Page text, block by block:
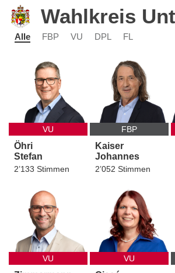
Wahlkreis
Alle FBP VU DPL FL
VU
Öhri
Stefan
2’133 Stimmen
FBP
Kaiser
Johannes
2’052 Stimmen
VU VU